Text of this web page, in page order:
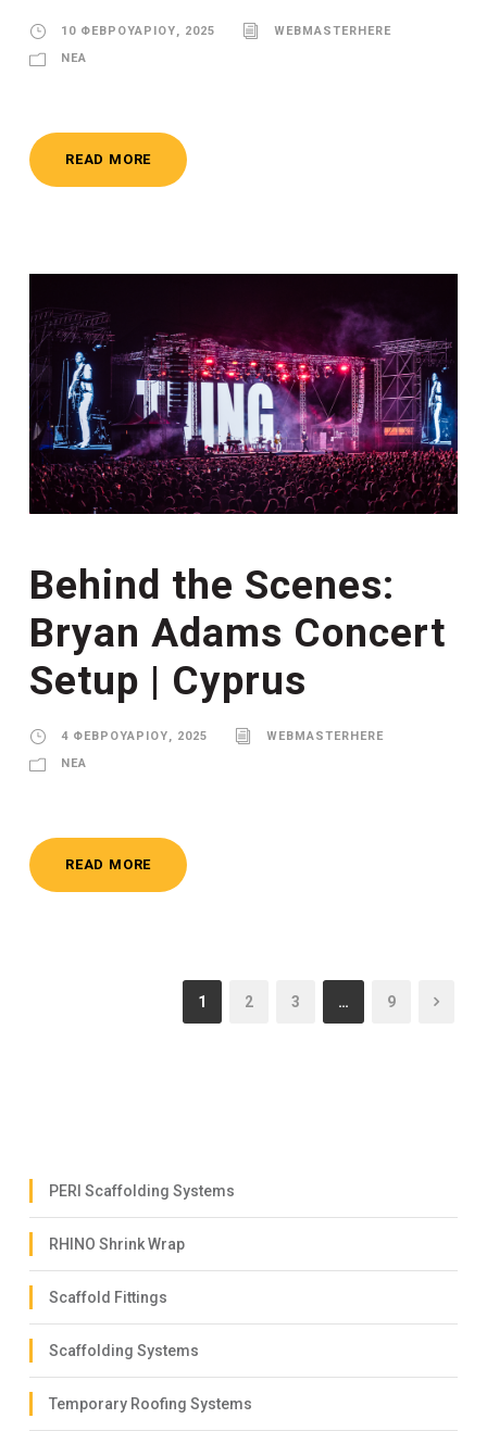
10 ΦΕΒΡΟΥΑΡΊΟΥ, 2025
WEBMASTERHERE
ΝΈΑ
READ MORE
Behind the Scenes:
Bryan Adams Concert
Setup | Cyprus
4 ΦΕΒΡΟΥΑΡΊΟΥ, 2025
WEBMASTERHERE
ΝΈΑ
READ MORE
1 2 3 … 9
PERI Scaffolding Systems
RHINO Shrink Wrap
Scaffold Fittings
Scaffolding Systems
Temporary Roofing Systems